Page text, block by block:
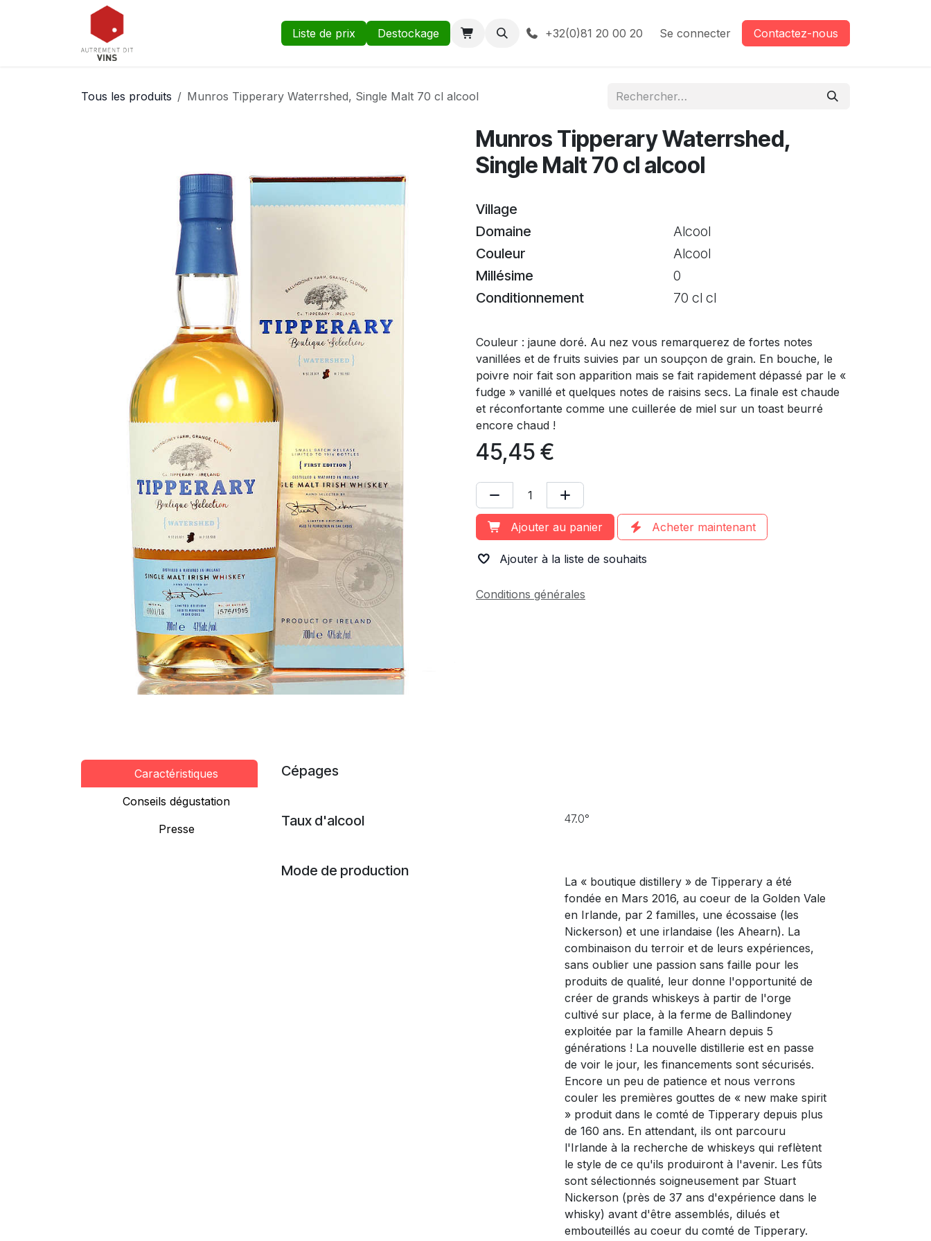
Se rendre au contenu
Liste de prix Destockage +32(0)81 20 00 20 Se connecter Contactez-nous
Tous les produits Munros Tipperary Waterrshed, Single Malt 70 cl alcool
Munros Tipperary Waterrshed,
Single Malt 70 cl alcool
Village
Domaine
Alcool
Couleur
Alcool
Millésime
0
Conditionnement
70 cl cl
Couleur : jaune doré. Au nez vous remarquerez de fortes notes
vanillées et de fruits suivies par un soupçon de grain. En bouche, le
poivre noir fait son apparition mais se fait rapidement dépassé par le «
fudge » vanillé et quelques notes de raisins secs. La finale est chaude
et réconfortante comme une cuillerée de miel sur un toast beurré
encore chaud !
45,45 €
Ajouter au panier Acheter maintenant
Ajouter à la liste de souhaits
Conditions générales
Caractéristiques
Conseils dégustation
Presse
Cépages
Taux d'alcool 47.0°
Mode de production
La « boutique distillery » de Tipperary a été
fondée en Mars 2016, au coeur de la Golden Vale
en Irlande, par 2 familles, une écossaise (les
Nickerson) et une irlandaise (les Ahearn). La
combinaison du terroir et de leurs expériences,
sans oublier une passion sans faille pour les
produits de qualité, leur donne l'opportunité de
créer de grands whiskeys à partir de l'orge
cultivé sur place, à la ferme de Ballindoney
exploitée par la famille Ahearn depuis 5
générations ! La nouvelle distillerie est en passe
de voir le jour, les financements sont sécurisés.
Encore un peu de patience et nous verrons
couler les premières gouttes de « new make spirit
» produit dans le comté de Tipperary depuis plus
de 160 ans. En attendant, ils ont parcouru
l'Irlande à la recherche de whiskeys qui reflètent
le style de ce qu'ils produiront à l'avenir. Les fûts
sont sélectionnés soigneusement par Stuart
Nickerson (près de 37 ans d'expérience dans le
whisky) avant d'être assemblés, dilués et
embouteillés au coeur du comté de Tipperary.